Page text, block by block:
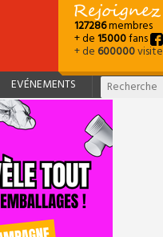
127286membres
+ de15000fans
+ de600000
EVÉNEMENTS